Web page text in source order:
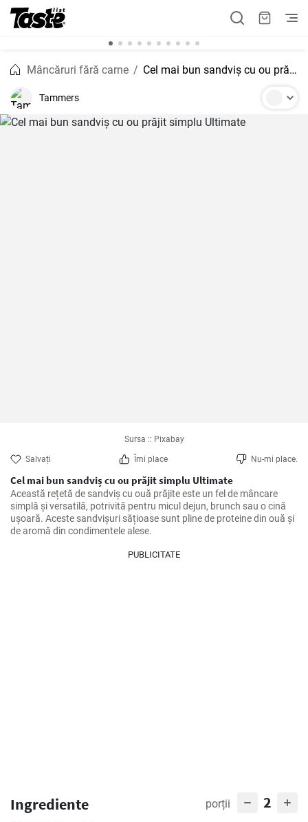
Mâncăruri fără carne Cel mai bun sandviș cu ou prăjit simplu Ultimate
Tammers
Sursa :: Pixabay
Salvați Îmi place Nu-mi place.
Cel mai bun sandviș cu ou prăjit simplu Ultimate
Această rețetă de sandviș cu ouă prăjite este un fel de mâncare
simplă și versatilă, potrivită pentru micul dejun, brunch sau o cină
ușoară. Aceste sandvișuri sățioase sunt pline de proteine din ouă și
de aromă din condimentele alese.
PUBLICITATE
Ingrediente porții 2